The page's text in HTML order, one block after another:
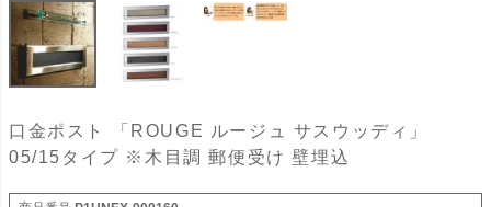
口金ポスト 「ROUGE ルージュ サスウッディ」
05/15タイプ ※木目調 郵便受け 壁埋込